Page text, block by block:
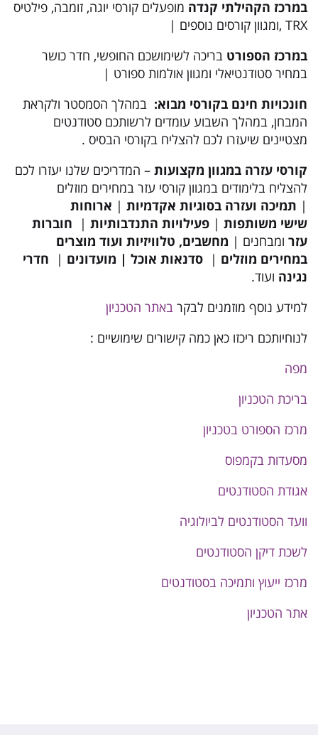
במרכז הקהילתי קנדה מופעלים קורסי יוגה, זומבה, פילטיס
TRX ,ומגוון קורסים נוספים |
במרכז הספורט בריכה לשימושכם החופשי, חדר כושר
במחיר סטודנטיאלי ומגוון אולמות ספורט |
חונכויות חינם בקורסי מבוא: במהלך הסמסטר ולקראת
המבחן, במהלך השבוע עומדים לרשותכם סטודנטים
מצטיינים שיעזרו לכם להצליח בקורסי הבסיס .
קורסי עזרה במגוון מקצועות – המדריכים שלנו יעזרו לכם
להצליח בלימודים במגוון קורסי עזר במחירים מוזלים
| תמיכה ועזרה בסוגיות אקדמיות | ארוחות
שישי משותפות | פעילויות התנדבותיות | חוברות
עזר ומבחנים | מחשבים, טלוויזיות ועוד מוצרים
במחירים מוזלים | סדנאות אוכל | מועדונים | חדרי
נגינה ועוד.
למידע נוסף מוזמנים לבקר באתר הטכניון
לנוחיותכם ריכזו כאן כמה קישורים שימושיים :
מפה
בריכת הטכניון
מרכז הספורט בטכניון
מסעדות בקמפוס
אגודת הסטודנטים
וועד הסטודנטים לביולוגיה
לשכת דיקן הסטודנטים
מרכז ייעוץ ותמיכה בסטודנטים
אתר הטכניון